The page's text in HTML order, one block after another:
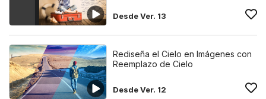
Desde Ver. 13
Rediseña el Cielo en Imágenes con
Reemplazo de Cielo
Desde Ver. 12